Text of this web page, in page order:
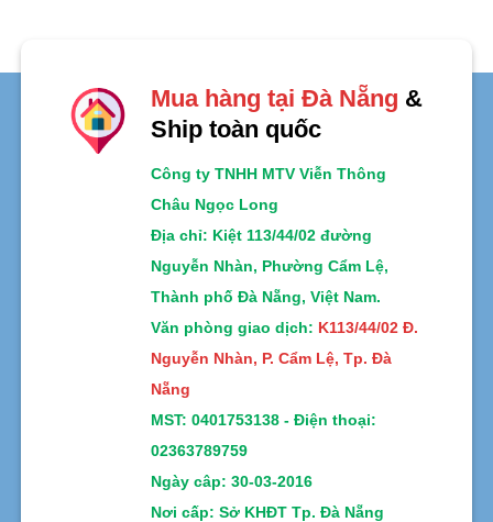
Mua hàng tại Đà Nẵng &
Ship toàn quốc
Công ty TNHH MTV Viễn Thông
Châu Ngọc Long
Địa chỉ: Kiệt 113/44/02 đường
Nguyễn Nhàn, Phường Cẩm Lệ,
Thành phố Đà Nẵng, Việt Nam.
Văn phòng giao dịch: K113/44/02 Đ.
Nguyễn Nhàn, P. Cẩm Lệ, Tp. Đà
Nẵng
MST: 0401753138 - Điện thoại:
02363789759
Ngày câp: 30-03-2016
Nơi cấp: Sở KHĐT Tp. Đà Nẵng